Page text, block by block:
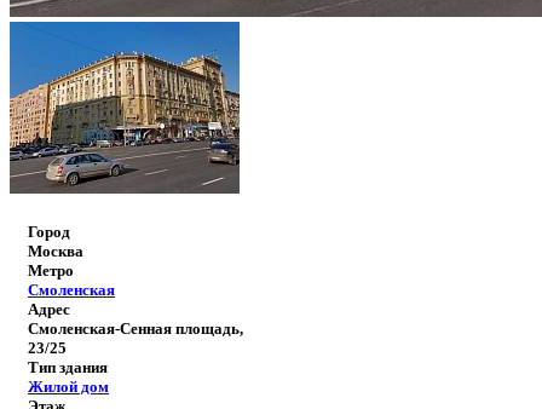
Город
Москва
Метро
Смоленская
Адрес
Смоленская-Сенная площадь,
23/25
Тип здания
Жилой дом